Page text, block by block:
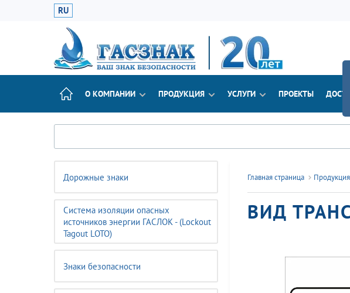
RU
О КОМПАНИИ ПРОДУКЦИЯ УСЛУГИ ПРОЕКТЫ
Дорожные знаки
Система изоляции опасных
источников энергии ГАСЛОК - (Lockout
Tagout LOTO)
Знаки безопасности
Главная страница Продукция
ВИД